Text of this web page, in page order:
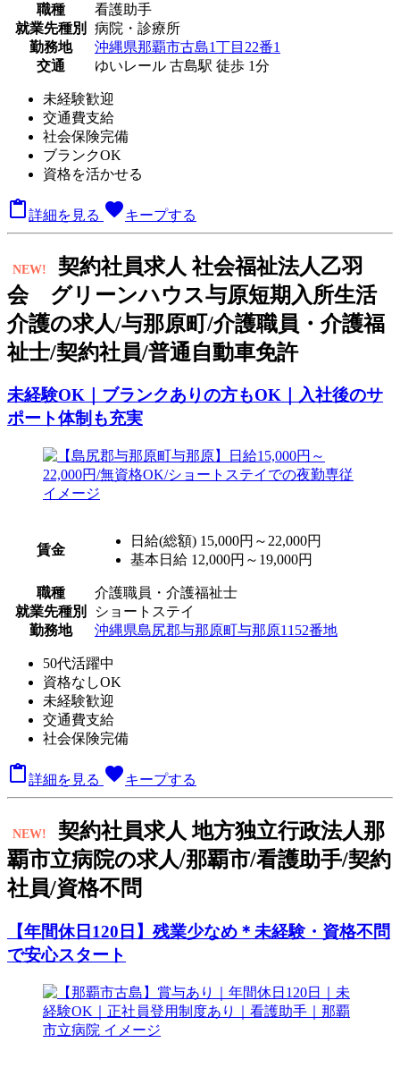
職種
看護助手
就業先種別
病院・診療所
勤務地
沖縄県那覇市古島1丁目22番1
交通
ゆいレール 古島駅 徒歩 1分
未経験歓迎
交通費支給
社会保険完備
ブランクOK
資格を活かせる
詳細を見る favoriteキープする
NEW! 契約社員求人 社会福祉法人乙羽
会 グリーンハウス与原短期入所生活
介護の求人/与那原町/介護職員・介護福
祉士/契約社員/普通自動車免許
未経験OK｜ブランクありの方もOK｜入社後のサ
ポート体制も充実
賃金
日給(総額) 15,000円～22,000円
基本日給 12,000円～19,000円
職種
介護職員・介護福祉士
就業先種別
ショートステイ
勤務地
沖縄県島尻郡与那原町与那原1152番地
50代活躍中
資格なしOK
未経験歓迎
交通費支給
社会保険完備
詳細を見る favoriteキープする
NEW! 契約社員求人 地方独立行政法人那
覇市立病院の求人/那覇市/看護助手/契約
社員/資格不問
【年間休日120日】残業少なめ＊未経験・資格不問
で安心スタート